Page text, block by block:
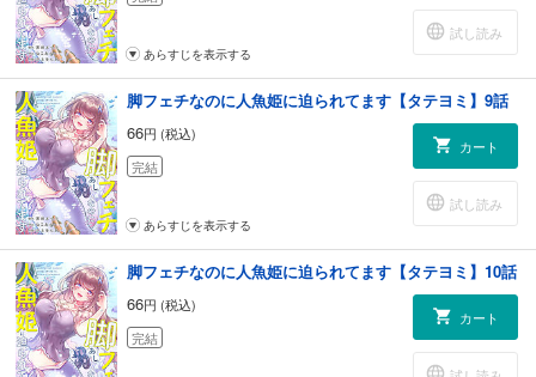
試し読み
あらすじを表示する
脚フェチなのに人魚姫に迫られてます【タテヨミ】9話
66円 (税込)
完結
カート
試し読み
あらすじを表示する
脚フェチなのに人魚姫に迫られてます【タテヨミ】10話
66円 (税込)
完結
カート